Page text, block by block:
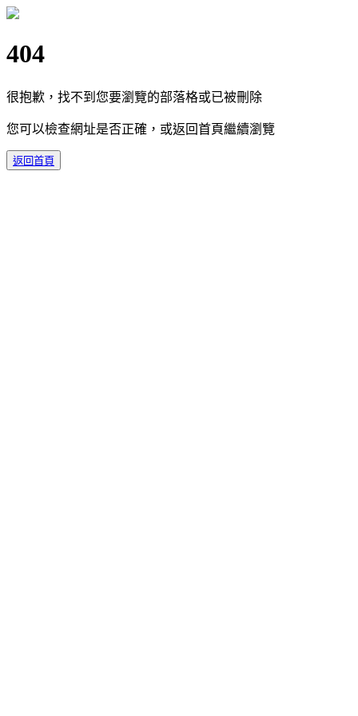
404
很抱歉，找不到您要瀏覽的部落格或已被刪除
您可以檢查網址是否正確，或返回首頁繼續瀏覽
返回首頁